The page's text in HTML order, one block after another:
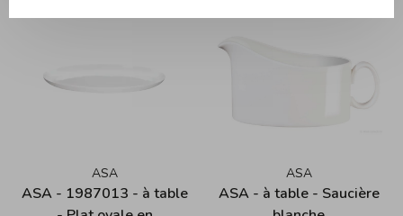
ASA
ASA - 1987013 - à table
ASA
ASA - à table - Saucière